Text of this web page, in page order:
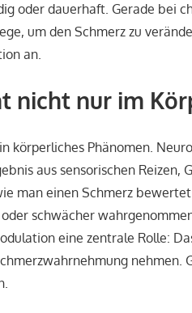
oder dauerhaft. Gerade bei
um den Schmerz zu
an.
nicht nur im
körperliches Phänomen.
aus sensorischen Reizen,
man einen Schmerz
schwächer
eine zentrale Rolle:
nehmen.